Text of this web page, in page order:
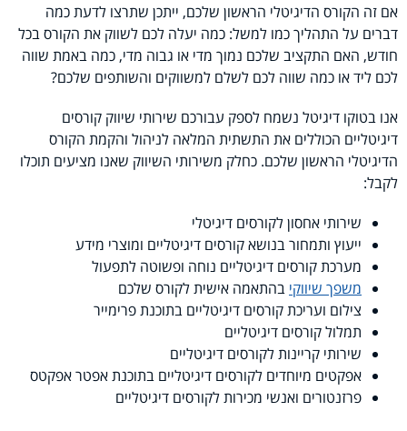
אם זה הקורס הדיגיטלי הראשון שלכם, ייתכן שתרצו לדעת כמה
דברים על התהליך כמו למשל: כמה יעלה לכם לשווק את הקורס בכל
חודש, האם התקציב שלכם נמוך מדי או גבוה מדי, כמה באמת שווה
לכם ליד או כמה שווה לכם לשלם למשווקים והשותפים שלכם?
אנו בטוקו דיגיטל נשמח לספק עבורכם שירותי שיווק קורסים
דיגיטליים הכוללים את התשתית המלאה לניהול והקמת הקורס
הדיגיטלי הראשון שלכם. כחלק משירותי השיווק שאנו מציעים תוכלו
לקבל:
שירותי אחסון לקורסים דיגיטלי
ייעוץ ותמחור בנושא קורסים דיגיטליים ומוצרי מידע
מערכת קורסים דיגיטליים נוחה ופשוטה לתפעול
משפך שיווקיבהתאמה אישית לקורס שלכם
צילום ועריכת קורסים דיגיטליים בתוכנת פרימייר
תמלול קורסים דיגיטליים
שירותי קריינות לקורסים דיגיטליים
אפקטים מיוחדים לקורסים דיגיטליים בתוכנת אפטר אפקטס
פרזנטורים ואנשי מכירות לקורסים דיגיטליים